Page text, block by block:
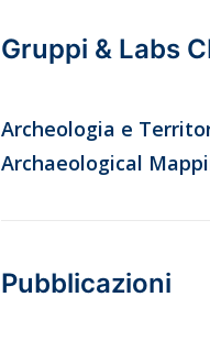
Gruppi & Labs
Archeologia e
Archaeological
Pubblicazioni